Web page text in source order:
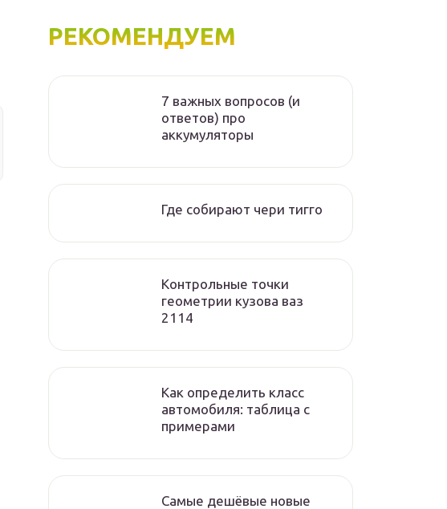
РЕКОМЕНДУЕМ
7 важных вопросов (и
ответов) про
аккумуляторы
Где собирают чери тигго
Контрольные точки
геометрии кузова ваз
2114
Как определить класс
автомобиля: таблица с
примерами
Самые дешёвые новые